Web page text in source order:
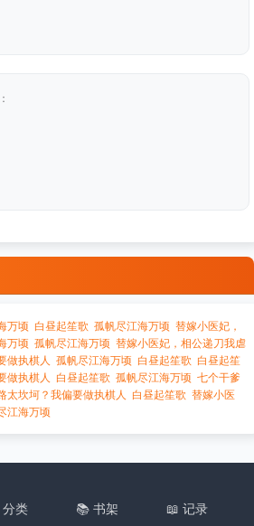
万顷 白昼起笙歌 孤帆尽江海万顷 替嫁小医妃，
万顷 孤帆尽江海万顷 替嫁小医妃，相公递刀我虐
做执棋人 孤帆尽江海万顷 白昼起笙歌 白昼起笙
做执棋人 白昼起笙歌 孤帆尽江海万顷 七个干爹
太坎坷？我偏要做执棋人 白昼起笙歌 替嫁小医
江海万顷
分类 📚 书架 📖 记录